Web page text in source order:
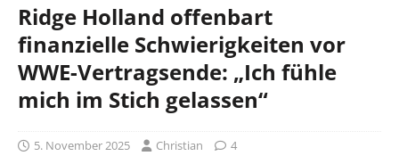
Ridge Holland offenbart
finanzielle Schwierigkeiten vor
WWE-Vertragsende: „Ich fühle
mich im Stich gelassen“
5. November 2025 Christian 4